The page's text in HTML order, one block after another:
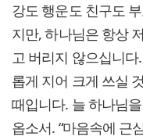
강도 행운도 친구도
지만, 하나님은 항상
고 버리지 않으십니
롭게 지어 크게 쓰실
때입니다. 늘 하나님
옵소서. “마음속에 근